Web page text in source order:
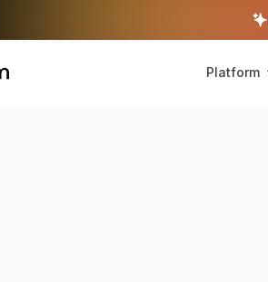
Platform